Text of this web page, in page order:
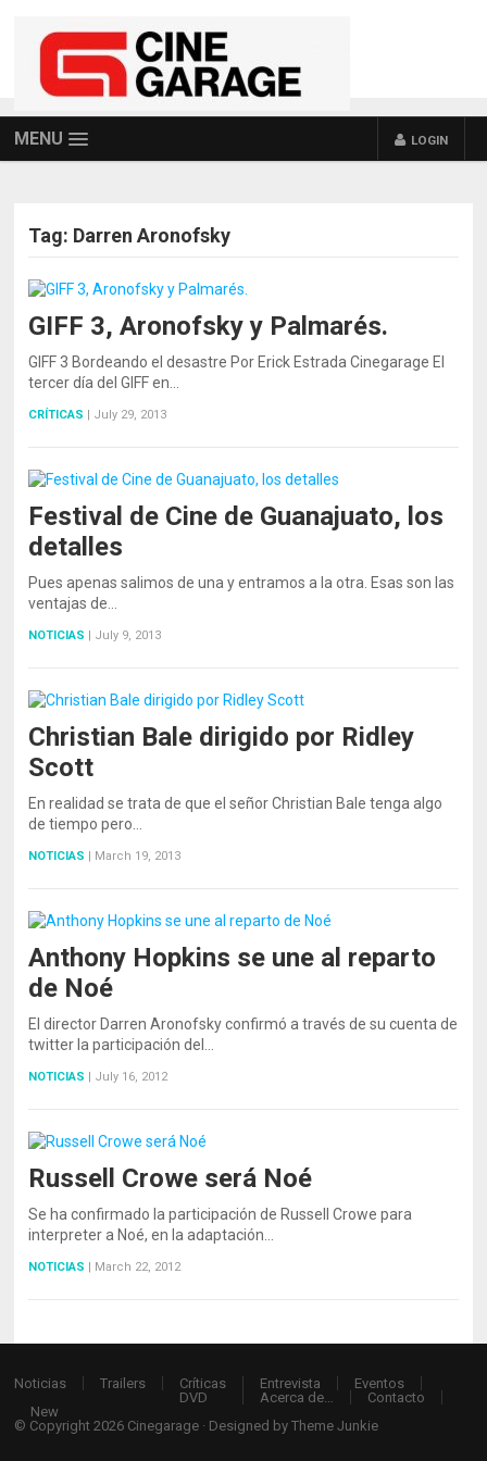
MENU LOGIN
Tag: Darren Aronofsky
GIFF 3, Aronofsky y Palmarés.
GIFF 3 Bordeando el desastre Por Erick Estrada Cinegarage El
tercer día del GIFF en…
CRÍTICAS | July 29, 2013
Festival de Cine de Guanajuato, los
detalles
Pues apenas salimos de una y entramos a la otra. Esas son las
ventajas de…
NOTICIAS | July 9, 2013
Christian Bale dirigido por Ridley
Scott
En realidad se trata de que el señor Christian Bale tenga algo
de tiempo pero…
NOTICIAS | March 19, 2013
Anthony Hopkins se une al reparto
de Noé
El director Darren Aronofsky confirmó a través de su cuenta de
twitter la participación del…
NOTICIAS | July 16, 2012
Russell Crowe será Noé
Se ha confirmado la participación de Russell Crowe para
interpreter a Noé, en la adaptación…
NOTICIAS | March 22, 2012
Noticias Trailers
Críticas
DVD
Entrevista
Eventos
Acerca de…
Contacto
New
© Copyright 2026 Cinegarage · Designed byTheme Junkie